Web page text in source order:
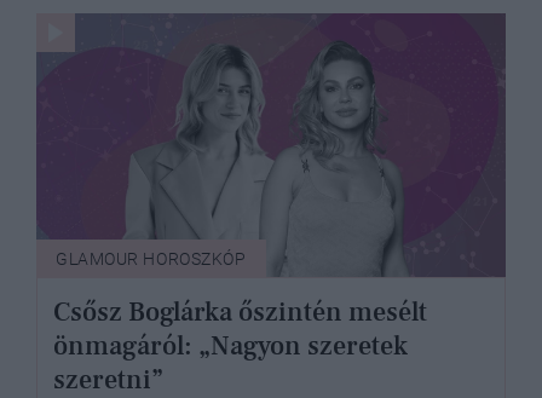
GLAMOUR HOROSZKÓP
Csősz Boglárka őszintén mesélt
önmagáról: „Nagyon szeretek
szeretni”